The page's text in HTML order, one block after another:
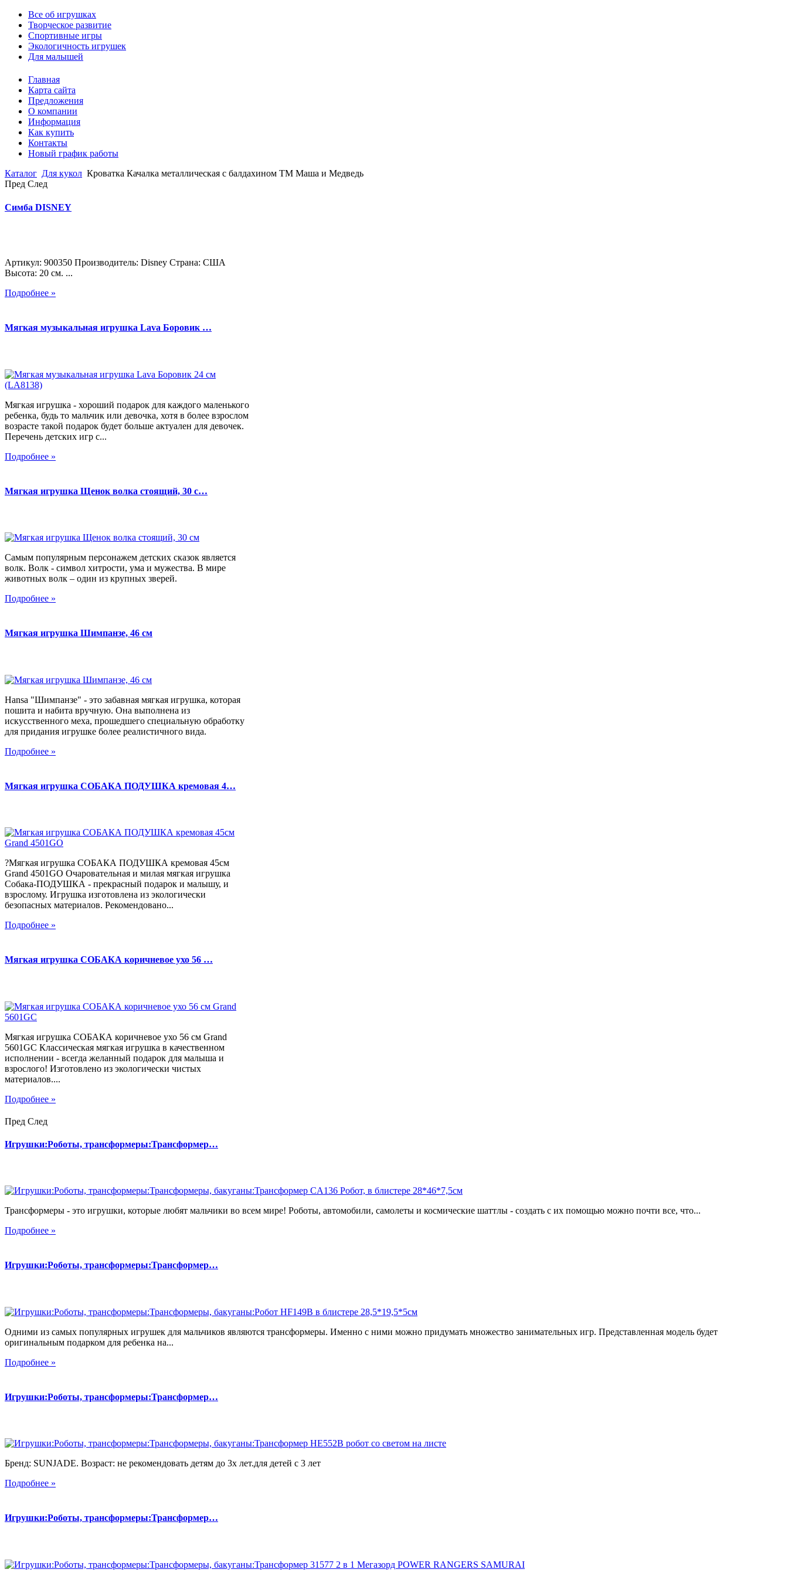
Все об игрушках
Творческое развитие
Спортивные игры
Экологичность игрушек
Для малышей
Главная
Карта сайта
Предложения
О компании
Информация
Как купить
Контакты
Новый график работы
Каталог Для кукол Кроватка Качалка металлическая с балдахином ТМ Маша и Медведь
Пред След
Симба DISNEY
Артикул: 900350 Производитель: Disney Страна: США
Высота: 20 см. ...
Подробнее »
Мягкая музыкальная игрушка Lava Боровик …
Мягкая игрушка - хороший подарок для каждого маленького
ребенка, будь то мальчик или девочка, хотя в более взрослом
возрасте такой подарок будет больше актуален для девочек.
Перечень детских игр с...
Подробнее »
Мягкая игрушка Щенок волка стоящий, 30 с…
Самым популярным персонажем детских сказок является
волк. Волк - символ хитрости, ума и мужества. В мире
животных волк – один из крупных зверей.
Подробнее »
Мягкая игрушка Шимпанзе, 46 см
Hansa "Шимпанзе" - это забавная мягкая игрушка, которая
пошита и набита вручную. Она выполнена из
искусственного меха, прошедшего специальную обработку
для придания игрушке более реалистичного вида.
Подробнее »
Мягкая игрушка СОБАКА ПОДУШКА кремовая 4…
?Мягкая игрушка СОБАКА ПОДУШКА кремовая 45см
Grand 4501GO Очаровательная и милая мягкая игрушка
Собака-ПОДУШКА - прекрасный подарок и малышу, и
взрослому. Игрушка изготовлена из экологически
безопасных материалов. Рекомендовано...
Подробнее »
Мягкая игрушка СОБАКА коричневое ухо 56 …
Мягкая игрушка СОБАКА коричневое ухо 56 см Grand
5601GC Классическая мягкая игрушка в качественном
исполнении - всегда желанный подарок для малыша и
взрослого! Изготовлено из экологически чистых
материалов....
Подробнее »
Пред След
Игрушки:Роботы, трансформеры:Трансформер…
Трансформеры - это игрушки, которые любят мальчики во всем мире! Роботы, автомобили, самолеты и космические шаттлы - создать с их помощью можно почти все, что...
Подробнее »
Игрушки:Роботы, трансформеры:Трансформер…
Одними из самых популярных игрушек для мальчиков являются трансформеры. Именно с ними можно придумать множество занимательных игр. Представленная модель будет
оригинальным подарком для ребенка на...
Подробнее »
Игрушки:Роботы, трансформеры:Трансформер…
Бренд: SUNJADE. Возраст: не рекомендовать детям до 3х лет.для детей с 3 лет
Подробнее »
Игрушки:Роботы, трансформеры:Трансформер…